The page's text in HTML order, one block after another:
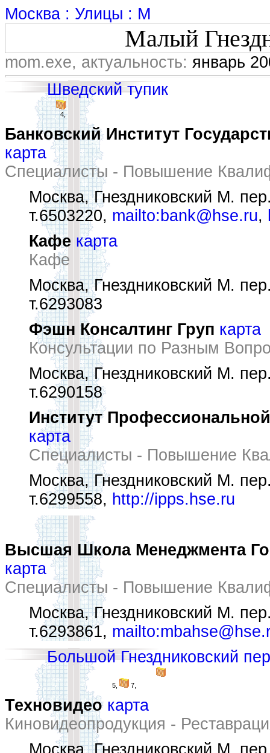
Москва : Улицы : М
Малый
mom.exe, актуальность: январь
Шведский тупик
4,
Банковский Институт
карта
Специалисты - Повышение
Москва, Гнездниковский М.
т.6503220, mailto:bank@hse.ru,
Кафе карта
Кафе
Москва, Гнездниковский М.
т.6293083
Фэшн Консалтинг Груп карта
Консультации по Разным
Москва, Гнездниковский М.
т.6290158
Институт
карта
Специалисты - Повышение
Москва, Гнездниковский М.
т.6299558, http://ipps.hse.ru
Высшая Школа Менеджмента
карта
Специалисты - Повышение
Москва, Гнездниковский М.
т.6293861,
Большой Гнездниковский
5, 7,
Техновидео карта
Киновидеопродукция -
Москва, Гнездниковский М.